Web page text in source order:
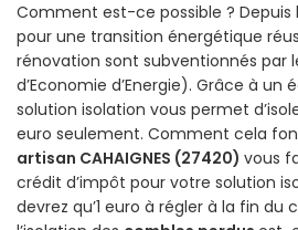
Comment est-ce possible ? Depuis
pour une transition énergétique
rénovation sont subventionnés par
d’Economie d’Energie). Grâce à
solution isolation vous permet
euro seulement. Comment cela
artisan CAHAIGNES (27420) vous
crédit d’impôt pour votre solution
devrez qu’1 euro à régler à la fin du